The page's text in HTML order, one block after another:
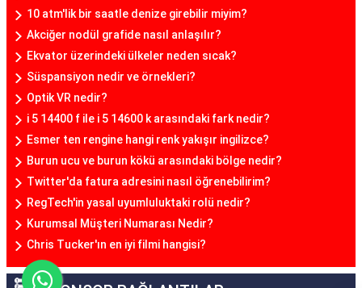
10 atm'lik bir saatle denize girebilir miyim?
Akciğer nodül grafide nasıl anlaşılır?
Ekvator üzerindeki ülkeler neden sıcak?
Süspansiyon nedir ve örnekleri?
Optik VR nedir?
i 5 14400 f ile i 5 14600 k arasındaki fark nedir?
Esmer ten rengine hangi renk yakışır ingilizce?
Burun ucu ve burun kökü arasındaki bölge nedir?
Twitter'da fatura adresini nasıl öğrenebilirim?
RegTech'in yasal uyumluluktaki rolü nedir?
Kurumsal Müşteri Numarası Nedir?
Chris Tucker'ın en iyi filmi hangisi?